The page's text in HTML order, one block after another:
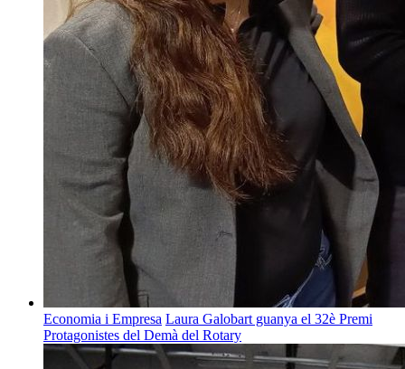
Economia i Empresa Laura Galobart guanya el 32è Premi
Protagonistes del Demà del Rotary